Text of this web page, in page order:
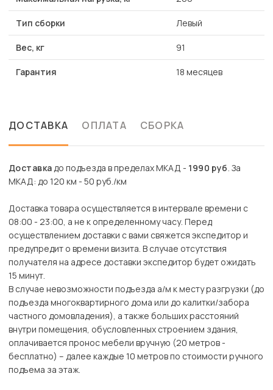
Тип сборки Левый
Вес, кг 91
Гарантия 18 месяцев
ДОСТАВКА ОПЛАТА СБОРКА
Доставкадо подъезда в пределах МКАД - 1990 руб. За
МКАД: до 120 км - 50 руб./км
Доставка товара осуществляется в интервале времени с
08:00 - 23:00, а не к определенному часу. Перед
осуществлением доставки с вами свяжется экспедитор и
предупредит о времени визита. В случае отсутствия
получателя на адресе доставки экспедитор будет ожидать
15 минут.
В случае невозможности подъезда а/м к месту разгрузки (до
подъезда многоквартирного дома или до калитки/забора
частного домовладения), а также больших расстояний
внутри помещения, обусловленных строением здания,
оплачивается пронос мебели вручную (20 метров -
бесплатно) – далее каждые 10 метров по стоимости ручного
подъема за этаж.